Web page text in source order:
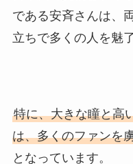
である安斉さんは、
立ちで多くの人を魅
特に、大きな瞳と高
は、多くのファンを
となっています。